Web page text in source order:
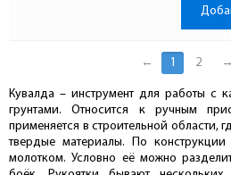
← 1 2 →
Кувалда – инструмент для работы с
грунтами. Относится к ручным
применяется в строительной области,
твердые материалы. По
молотком. Условно её можно